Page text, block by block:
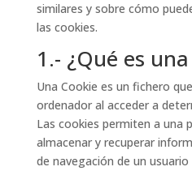
similares y sobre cómo
las cookies.
1.- ¿Qué es
Una Cookie es un fichero
ordenador al acceder a
Las cookies permiten a una
almacenar y recuperar
de navegación de un